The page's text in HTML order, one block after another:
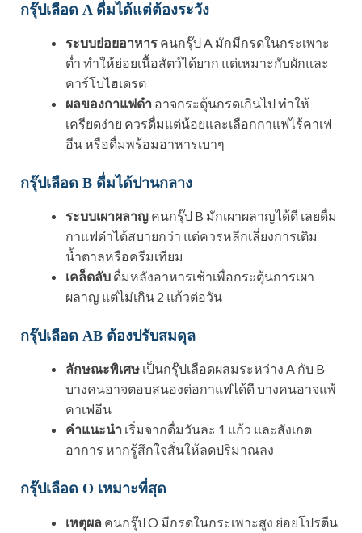
กรุ๊ปเลือด A ดื่มได้แต่ต้องระวัง
ระบบย่อยอาหาร คนกรุ๊ป A มักมีกรดในกระเพาะ
ต่ำ ทำให้ย่อยเนื้อสัตว์ได้ยาก แต่เหมาะกับผักและ
คาร์โบไฮเดรต
ผลของกาแฟดำ อาจกระตุ้นกรดเกินไป ทำให้
เครียดง่าย ควรดื่มแต่น้อยและเลือกกาแฟไร้คาเฟ
อีน หรือดื่มพร้อมอาหารเบาๆ
กรุ๊ปเลือด B ดื่มได้ปานกลาง
ระบบเผาผลาญ คนกรุ๊ป B มักเผาผลาญได้ดี เลยดื่ม
กาแฟดำได้สบายกว่า แต่ควรหลีกเลี่ยงการเติม
น้ำตาลหรือครีมเทียม
เคล็ดลับ ดื่มหลังอาหารเช้าเพื่อกระตุ้นการเผา
ผลาญ แต่ไม่เกิน 2 แก้วต่อวัน
กรุ๊ปเลือด AB ต้องปรับสมดุล
ลักษณะพิเศษ เป็นกรุ๊ปเลือดผสมระหว่าง A กับ B
บางคนอาจตอบสนองต่อกาแฟได้ดี บางคนอาจแพ้
คาเฟอีน
คำแนะนำ เริ่มจากดื่มวันละ 1 แก้ว และสังเกต
อาการ หากรู้สึกใจสั่นให้ลดปริมาณลง
กรุ๊ปเลือด O เหมาะที่สุด
เหตุผล คนกรุ๊ป O มีกรดในกระเพาะสูง ย่อยโปรตีน